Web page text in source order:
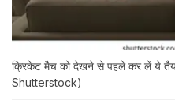
क्रिकेट मैच को देखने से पहले कर लें ये
Shutterstock)